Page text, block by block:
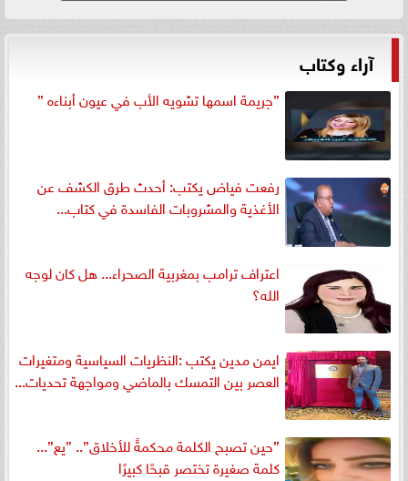
آراء وكتاب
”جريمة اسمها تشويه الأب في عيون أبناءه ”
رفعت فياض يكتب: أحدث طرق الكشف عن
الأغذية والمشروبات الفاسدة في كتاب...
اعتراف ترامب بمغربية الصحراء... هل كان لوجه
الله؟
ايمن مدين يكتب :النظريات السياسية ومتغيرات
العصر بين التمسك بالماضي ومواجهة تحديات...
”حين تصبح الكلمة محكمةً للأخلاق”.. ”يع”...
كلمة صغيرة تختصر قبحًا كبيرًا